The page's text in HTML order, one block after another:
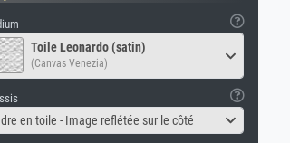
Toile Leonardo (satin)
(Canvas Venezia)
en toile - Image reflétée sur le côté